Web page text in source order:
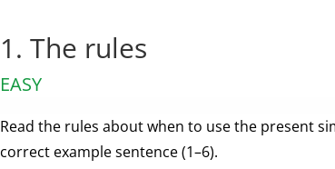
1. The rules
EASY